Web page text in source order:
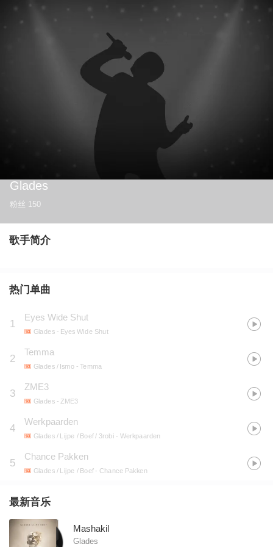
Glades
粉丝 150
歌手简介
热门单曲
1
Eyes Wide Shut
Glades - Eyes Wide Shut
2
Temma
Glades / Ismo- Temma
3
ZME3
Glades - ZME3
4
Werkpaarden
Glades / Lijpe / Boef / 3robi - Werkpaarden
5
Chance Pakken
Glades / Lijpe / Boef- Chance Pakken
最新音乐
Mashakil
Glades